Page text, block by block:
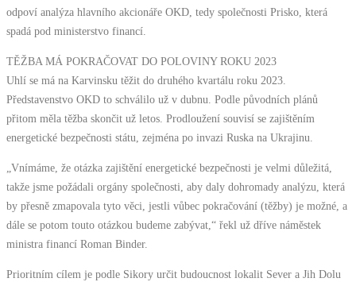
odpoví analýza hlavního akcionáře OKD, tedy společnosti Prisko, která
spadá pod ministerstvo financí.
TĚŽBA MÁ POKRAČOVAT DO POLOVINY ROKU 2023
Uhlí se má na Karvinsku těžit do druhého kvartálu roku 2023.
Představenstvo OKD to schválilo už v dubnu. Podle původních plánů
přitom měla těžba skončit už letos. Prodloužení souvisí se zajištěním
energetické bezpečnosti státu, zejména po invazi Ruska na Ukrajinu.
„Vnímáme, že otázka zajištění energetické bezpečnosti je velmi důležitá,
takže jsme požádali orgány společnosti, aby daly dohromady analýzu, která
by přesně zmapovala tyto věci, jestli vůbec pokračování (těžby) je možné, a
dále se potom touto otázkou budeme zabývat,“ řekl už dříve náměstek
ministra financí Roman Binder.
Prioritním cílem je podle Sikory určit budoucnost lokalit Sever a Jih Dolu